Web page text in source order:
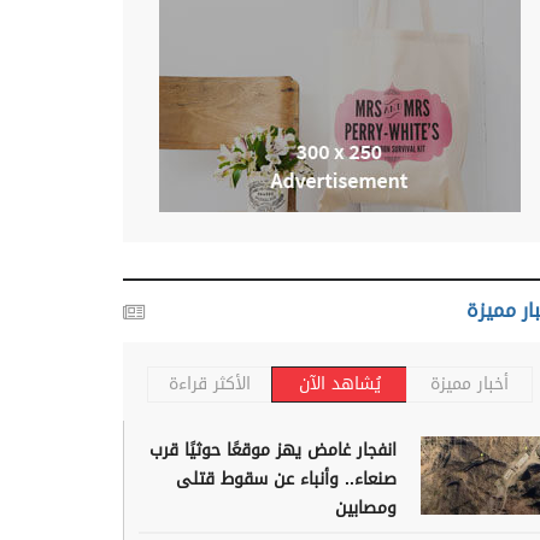
مميزة
أخبار مميزة يُشاهد الآن الأكثر قراءة
انفجار غامض يهز موقعًا حوثيًا قرب
صنعاء.. وأنباء عن سقوط قتلى
ومصابين